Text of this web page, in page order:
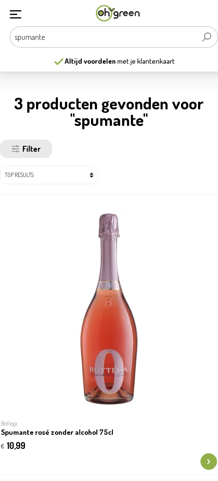
Altijd voordelen met je klantenkaart
3 producten gevonden voor
"spumante"
Filter
Bottega
Spumante rosé zonder alcohol 75cl
€ 10,99